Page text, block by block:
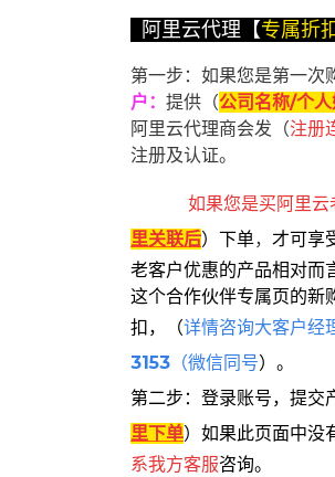
阿里云代理【专属折
第一步：如果您是第一次
户 ： 提供（公司名称/个
阿里云代理商会发（注册
注册及认证。
如果您是买阿里云
里关联后） 下单， 才可享
老客户优惠的产品相对而
这个合作伙伴专属页的新
扣，
（详情咨询大客户经
3153 （微信同号）。
第二步：登录账号，提交
里下单） 如果此页面中没
系我方客服咨询。